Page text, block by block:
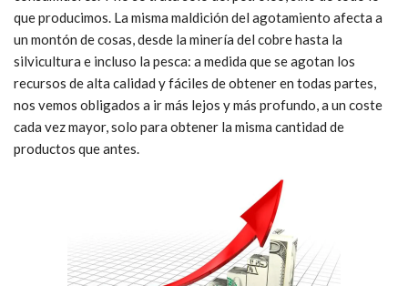
que producimos. La misma maldición del agotamiento afecta a
un montón de cosas, desde la minería del cobre hasta la
silvicultura e incluso la pesca: a medida que se agotan los
recursos de alta calidad y fáciles de obtener en todas partes,
nos vemos obligados a ir más lejos y más profundo, a un coste
cada vez mayor, solo para obtener la misma cantidad de
productos que antes.